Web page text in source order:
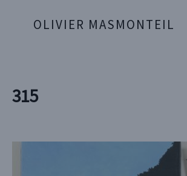
OLIVIER MASMONTEIL
315